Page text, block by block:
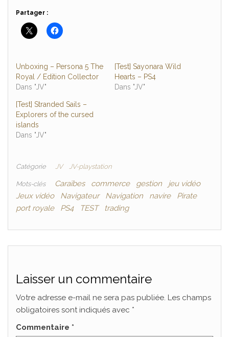
Partager :
Unboxing – Persona 5 The
Royal / Edition Collector
Dans "JV"
[Test] Sayonara Wild
Hearts – PS4
Dans "JV"
[Test] Stranded Sails –
Explorers of the cursed
islands
Dans "JV"
Catégorie JV JV-playstation
Mots-clés Caraïbes commerce gestion
jeu vidéo
Jeux vidéo
Navigateur Navigation navire
Pirate
port royale
PS4 TEST trading
Laisser un commentaire
Votre adresse e-mail ne sera pas publiée. Les champs
obligatoires sont indiqués avec *
Commentaire *